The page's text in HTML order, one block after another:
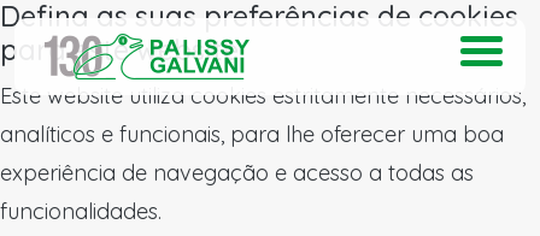
Defina as suas preferências de cookies
para este website.
Este website utiliza cookies estritamente necessários,
analíticos e funcionais, para lhe oferecer uma boa
experiência de navegação e acesso a todas as
funcionalidades.